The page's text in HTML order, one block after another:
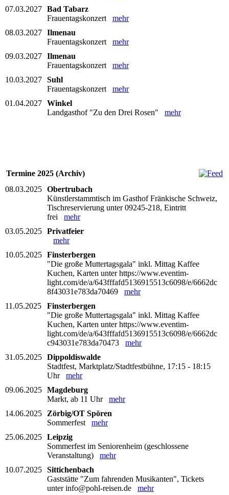
07.03.2027 Bad Tabarz
Frauentagskonzert mehr
08.03.2027 Ilmenau
Frauentagskonzert mehr
09.03.2027 Ilmenau
Frauentagskonzert mehr
10.03.2027 Suhl
Frauentagskonzert mehr
01.04.2027 Winkel
Landgasthof "Zu den Drei Rosen" mehr
Termine 2025 (Archiv)
08.03.2025 Obertrubach
Künstlerstammtisch im Gasthof Fränkische Schweiz,
Tischreservierung unter 09245-218, Eintritt
frei mehr
03.05.2025 Privatfeier
mehr
10.05.2025 Finsterbergen
"Die große Muttertagsgala" inkl. Mittag Kaffee
Kuchen, Karten unter https://www.eventim-
light.com/de/a/643fffafd5136915513c6098/e/6662dc
8f43031e783da70469 mehr
11.05.2025
Finsterbergen
"Die große Muttertagsgala" inkl. Mittag Kaffee
Kuchen, Karten unter https://www.eventim-
light.com/de/a/643fffafd5136915513c6098/e/6662dc
c943031e783da70473 mehr
31.05.2025 Dippoldiswalde
Stadtfest, Marktplatz/Stadtfestbühne, 17:15 - 18:15
Uhr mehr
09.06.2025 Magdeburg
Markt, ab 11 Uhr mehr
14.06.2025
Zörbig/OT Spören
Sommerfest mehr
25.06.2025 Leipzig
Sommerfest im Seniorenheim (geschlossene
Veranstaltung) mehr
10.07.2025 Sittichenbach
Gaststätte "Zum fahrenden Musikanten", Tickets
unter info@pohl-reisen.de mehr